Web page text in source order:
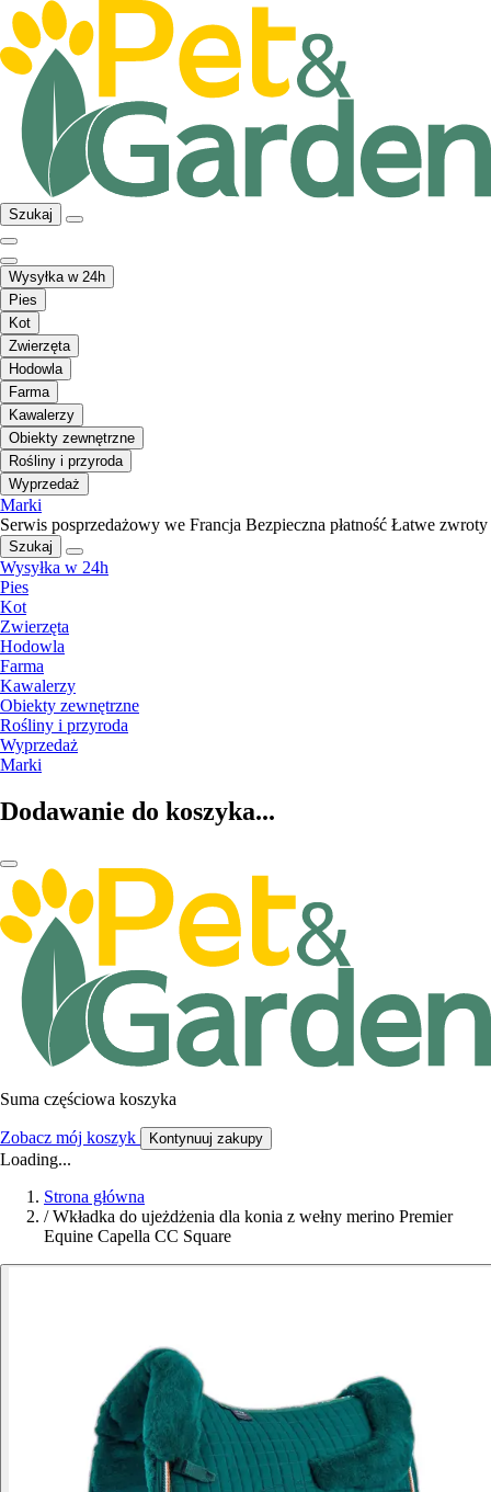
Szukaj
Wysyłka w 24h
Pies
Kot
Zwierzęta
Hodowla
Farma
Kawalerzy
Obiekty zewnętrzne
Rośliny i przyroda
Wyprzedaż
Marki
Serwis posprzedażowy we Francja Bezpieczna płatność Łatwe zwroty
Szukaj
Wysyłka w 24h
Pies
Kot
Zwierzęta
Hodowla
Farma
Kawalerzy
Obiekty zewnętrzne
Rośliny i przyroda
Wyprzedaż
Marki
Dodawanie do koszyka...
Suma częściowa koszyka
Zobacz mój koszyk Kontynuuj zakupy
Loading...
Strona główna
/ Wkładka do ujeżdżenia dla konia z wełny merino Premier
Equine Capella CC Square